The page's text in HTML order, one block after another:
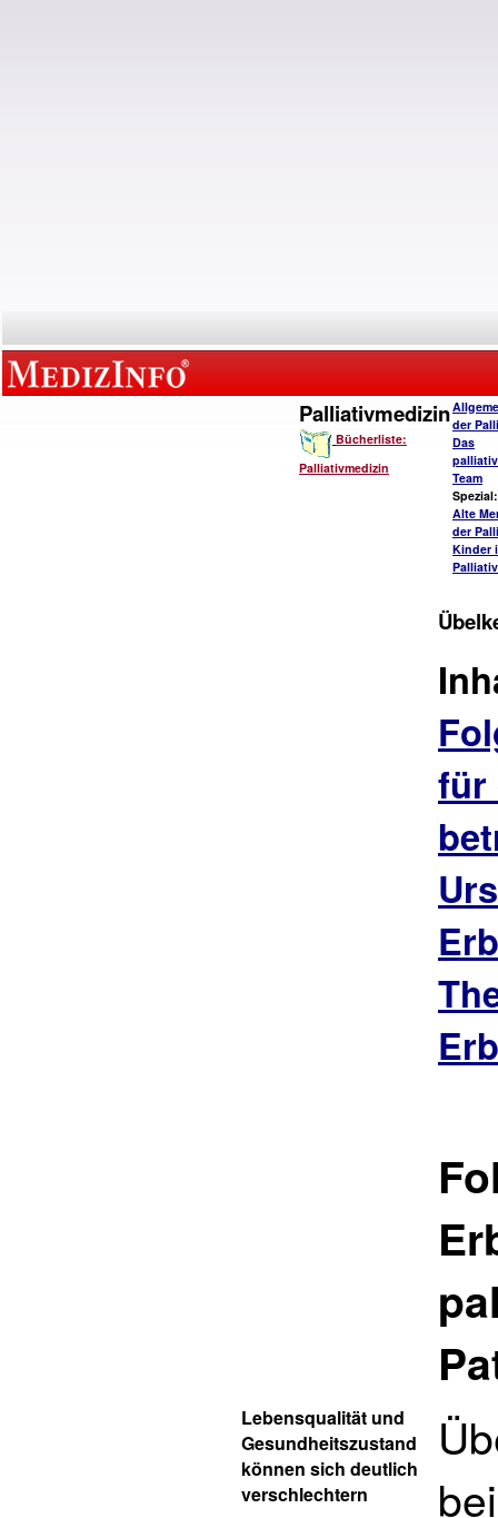
Palliativmedizin
Bücherliste:
Palliativmedizin
der
Das
Team
Spezial:
Alte
der
Kinder
für
Lebensqualität und
Gesundheitszustand
können sich deutlich
verschlechtern